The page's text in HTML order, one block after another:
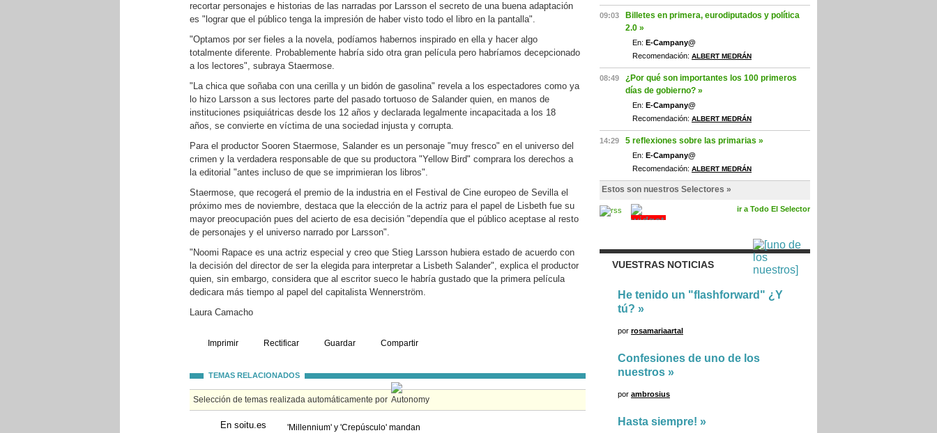
recortar personajes e historias de las narradas por Larsson el secreto de una buena adaptación
es "lograr que el público tenga la impresión de haber visto todo el libro en la pantalla".
"Optamos por ser fieles a la novela, podíamos habernos inspirado en ella y hacer algo
totalmente diferente. Probablemente habría sido otra gran película pero habríamos decepcionado
a los lectores", subraya Staermose.
"La chica que soñaba con una cerilla y un bidón de gasolina" revela a los espectadores como ya
lo hizo Larsson a sus lectores parte del pasado tortuoso de Salander quien, en manos de
instituciones psiquiátricas desde los 12 años y declarada legalmente incapacitada a los 18
años, se convierte en víctima de una sociedad injusta y corrupta.
Para el productor Sooren Staermose, Salander es un personaje "muy fresco" en el universo del
crimen y la verdadera responsable de que su productora "Yellow Bird" comprara los derechos a
la editorial "antes incluso de que se imprimieran los libros".
Staermose, que recogerá el premio de la industria en el Festival de Cine europeo de Sevilla el
próximo mes de noviembre, destaca que la elección de la actriz para el papel de Lisbeth fue su
mayor preocupación pues del acierto de esa decisión "dependía que el público aceptase al resto
de personajes y el universo narrado por Larsson".
"Noomi Rapace es una actriz especial y creo que Stieg Larsson hubiera estado de acuerdo con
la decisión del director de ser la elegida para interpretar a Lisbeth Salander", explica el productor
quien, sin embargo, considera que al escritor sueco le habría gustado que la primera película
dedicara más tiempo al papel del capitalista Wennerström.
Laura Camacho
Imprimir Rectificar Guardar Compartir
TEMAS RELACIONADOS
Selección de temas realizada automáticamente por
En soitu.es 'Millennium' y 'Crepúsculo' mandan
09:03
Billetes en primera, eurodiputados y política
2.0 »
En: E-Campany@
Recomendación: ALBERT MEDRÁN
08:49
¿Por qué son importantes los 100 primeros
días de gobierno? »
En: E-Campany@
Recomendación: ALBERT MEDRÁN
14:29 5 reflexiones sobre las primarias »
En: E-Campany@
Recomendación: ALBERT MEDRÁN
Estos son nuestros Selectores »
ir a Todo El Selector
VUESTRAS NOTICIAS
He tenido un "flashforward" ¿Y
tú? »
por rosamariaartal
Confesiones de uno de los
nuestros »
por ambrosius
Hasta siempre! »